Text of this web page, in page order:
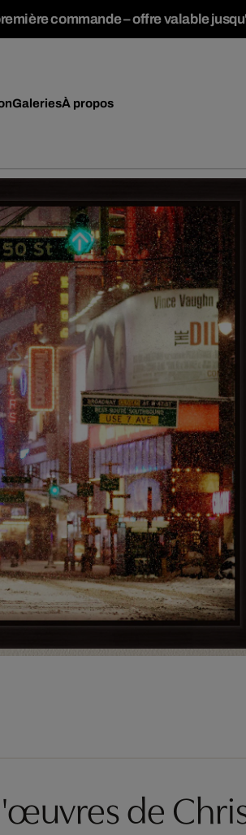
commande – offre valable
GaleriesÀ propos
de